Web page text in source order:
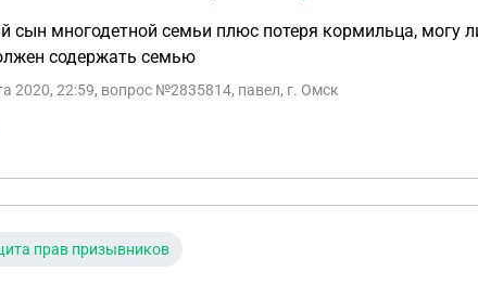
сын многодетной семьи плюс потеря кормильца, могу
содержать семью
2020, 22:59, вопрос №2835814, павел, г. Омск
прав призывников